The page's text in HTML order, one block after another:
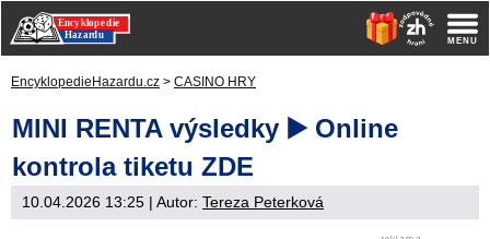
EncyklopedieHazardu.cz > CASINO HRY
MINI RENTA výsledky ▶️ Online
kontrola tiketu ZDE
10.04.2026 13:25 | Autor: Tereza Peterková